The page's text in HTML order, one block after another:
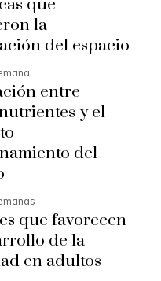
que
la
del espacio
entre
y el
del
que favorecen
de la
en adultos